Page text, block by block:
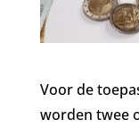
Voor de
worden twee